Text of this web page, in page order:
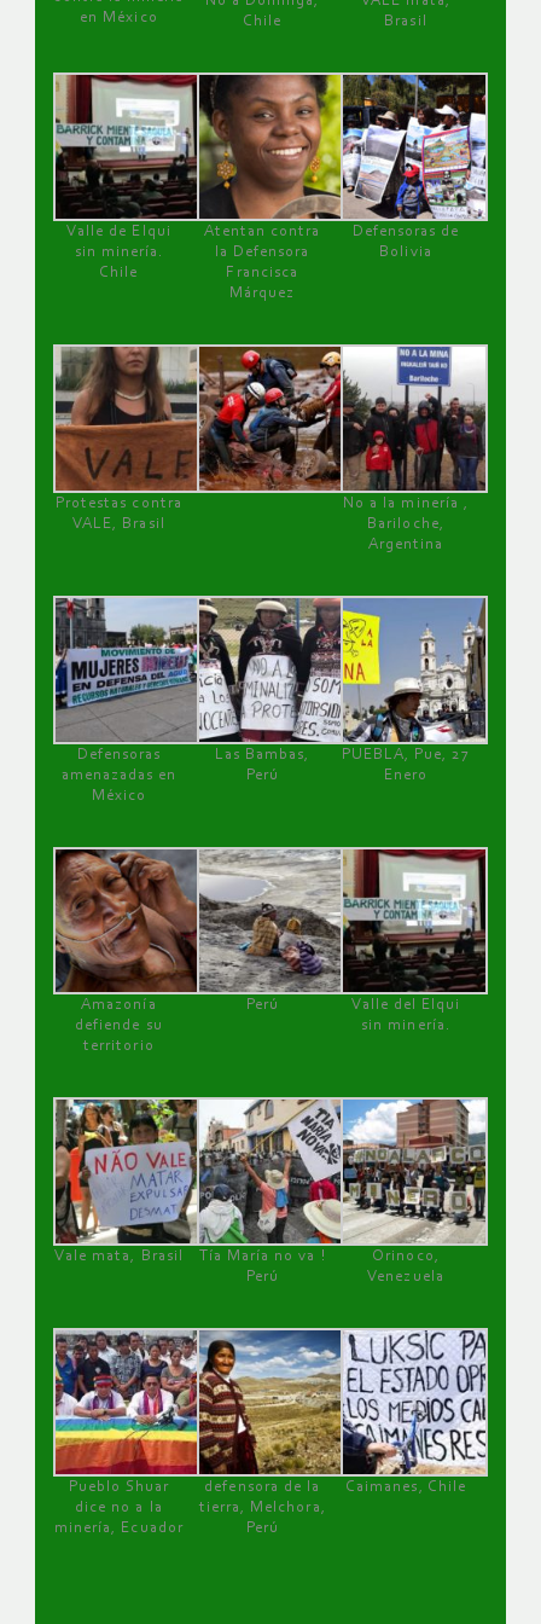
en México
Chile
Brasil
Valle de Elqui
sin minería.
Chile
Atentan contra
la Defensora
Francisca
Márquez
Defensoras de
Bolivia
Protestas contra
VALE, Brasil
No a la minería ,
Bariloche,
Argentina
Defensoras
amenazadas en
México
Las Bambas,
Perú
PUEBLA, Pue, 27
Enero
Amazonía
defiende su
territorio
Perú
Valle del Elqui
sin minería.
Vale mata, Brasil
Tía María no va !
Perú
Orinoco,
Venezuela
Pueblo Shuar
dice no a la
minería, Ecuador
defensora de la
tierra, Melchora,
Perú
Caimanes, Chile